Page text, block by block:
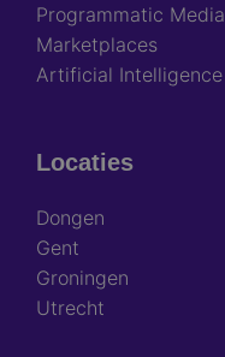
Programmatic Media
Marketplaces
Artificial Intelligence
Locaties
Dongen
Gent
Groningen
Utrecht